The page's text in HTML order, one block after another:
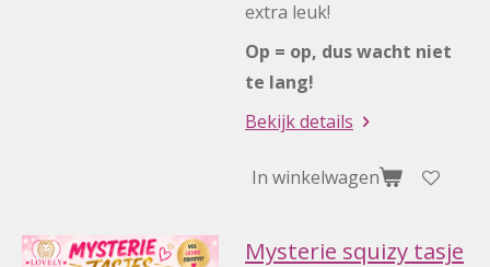
extra leuk!
Op = op, dus wacht niet
te lang!
Bekijk details
In winkelwagen
Mysterie squizy tasje